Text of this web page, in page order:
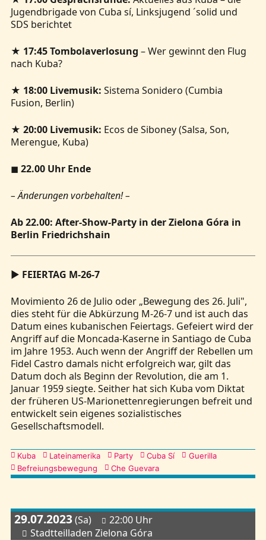
Jugendbrigade von Cuba sí, Linksjugend ´solid und
SDS berichtet
★ 17:45 Tombolaverlosung – Wer gewinnt den Flug
nach Kuba?
★ 18:00 Livemusik: Sistema Sonidero (Cumbia
Fusion, Berlin)
★ 20:00 Livemusik: Ecos de Siboney (Salsa, Son,
Merengue, Kuba)
◼ 22.00 Uhr Ende
– Änderungen vorbehalten! –
Ab 22.00: After-Show-Party in der Zielona Góra in
Berlin Friedrichshain
▶ FEIERTAG M-26-7
Movimiento 26 de Julio oder „Bewegung des 26. Juli",
dies steht für die Abkürzung M-26-7 und ist auch das
Datum eines kubanischen Feiertags. Gefeiert wird der
Angriff auf die Moncada-Kaserne in Santiago de Cuba
im Jahre 1953. Auch wenn der Angriff der Rebellen um
Fidel Castro damals nicht erfolgreich war, gilt das
Datum doch als Beginn der Revolution, die am 1.
Januar 1959 siegte. Seither hat sich Kuba vom Diktat
der früheren US-Marionettenregierungen befreit und
entwickelt sein eigenes sozialistisches
Gesellschaftsmodell.
Kategorien
Kuba Lateinamerika Party Cuba Sí
Guerilla
Befreiungsbewegung
Che Guevara
29.07.2023(Sa)
22:00 Uhr
Stadtteilladen Zielona Góra